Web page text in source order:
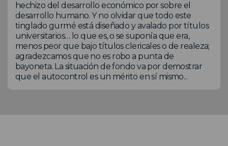
hechizo del desarrollo económico por sobre el
desarrollo humano. Y no olvidar que todo este
tinglado gurmé está diseñado y avalado por títulos
universitarios… lo que es, o se suponía que era,
menos peor que bajo títulos clericales o de realeza;
agradezcamos que no es robo a punta de
bayoneta. La situación de fondo va por demostrar
que el autocontrol es un mérito en sí mismo...